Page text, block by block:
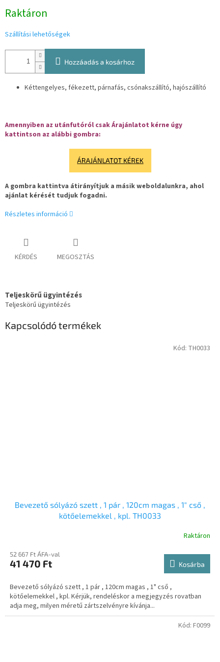
Raktáron
Szállítási lehetőségek
Hozzáadás a kosárhoz
Kéttengelyes, fékezett, párnafás, csónakszállító, hajószállító
Amennyiben az utánfutóról csak Árajánlatot kérne úgy
kattintson az alábbi gombra:
ÁRAJÁNLATOT KÉREK
A gombra kattintva átirányítjuk a másik weboldalunkra, ahol
ajánlat kérését tudjuk fogadni.
Részletes információ
KÉRDÉS MEGOSZTÁS
Teljeskörű ügyintézés
Teljeskörű ügyintézés
Kapcsolódó termékek
Bevezető sólyázó szett , 1 pár , 120cm magas , 1" cső ,
kötőelemekkel , kpl. TH0033
Raktáron
52 667 Ft ÁFA-val
41 470 Ft Kosárba
Bevezető sólyázó szett , 1 pár , 120cm magas , 1" cső ,
kötőelemekkel , kpl. Kérjük, rendeléskor a megjegyzés rovatban
adja meg, milyen méretű zártszelvényre kívánja...
Kód: TH0033
Kód: F0099